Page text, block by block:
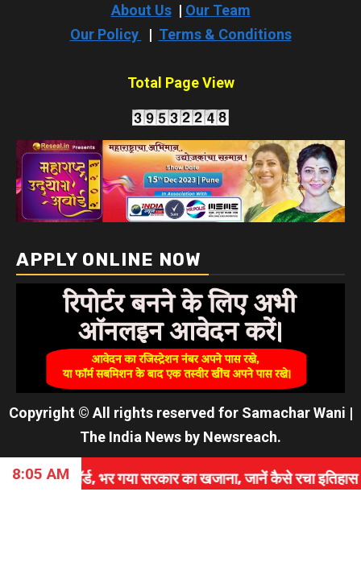
About Us| Our Team
Our Policy
| Terms & Conditions
Total Page View
APPLY ONLINE NOW
Copyright © All rights reserved for Samachar Wani |
The India News by Newsreach.
8:05 AM
भर गया सरकार का खजाना, जानें कैसे रचा इतिहास।